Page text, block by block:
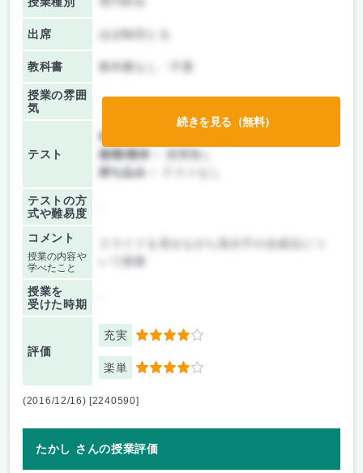
出席 ほぼ毎回とる
教科書 教科書なし・不要
授業の雰囲
気
テスト
前期/中間：
後期/期末：
授業無し
持ち込み：
テストの方
式や難易度
コメント
授業の内容や
学べたこと
授業を
受けた時期
評価
充実 4
楽単 4
続きを見る（無料）
(2016/12/16) [2240590]
たかし さんの授業評価